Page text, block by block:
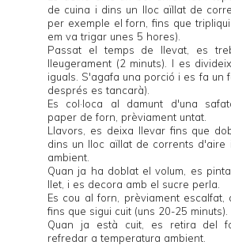
de cuina i dins un lloc aïllat de
per exemple el forn, fins que
em va trigar unes 5 hores).
Passat el temps de llevat, es
lleugerament (2 minuts). I es
iguals. S'agafa una porció i es fa un
després es tancarà).
Es col·loca al damunt d'una
paper de forn, prèviament untat.
Llavors, es deixa llevar fins que
dins un lloc aïllat de corrents d'aire
ambient.
Quan ja ha doblat el volum, es
llet, i es decora amb el sucre perla.
Es cou al forn, prèviament escalfat,
fins que sigui cuit (uns 20-25 minuts).
Quan ja està cuit, es retira del
refredar a temperatura ambient.